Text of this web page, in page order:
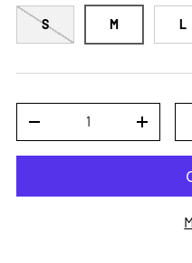
S M L
DISMINUIR CANTIDAD